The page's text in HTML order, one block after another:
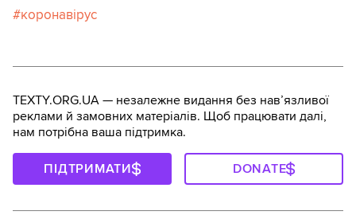
коронавірус
TEXTY.ORG.UA — незалежне видання без навʼязливої
реклами й замовних матеріалів. Щоб працювати далі,
нам потрібна ваша підтримка.
ПІДТРИМАТИ DONATE